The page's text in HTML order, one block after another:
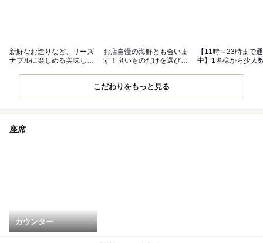
新鮮なお造りなど、リーズ
ナブルに楽しめる美味しい
お店自慢の海鮮とも合いま
す！良いものだけを選び抜
【11時～23時まで
中】1名様から少人
こだわりをもっと見る
座席
カウンター